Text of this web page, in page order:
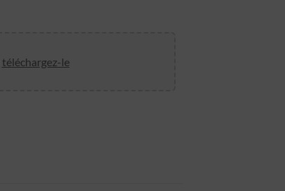
téléchargez-le